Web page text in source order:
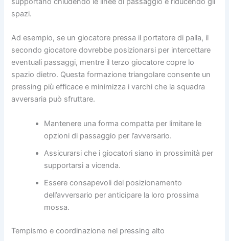
spazi.
Ad esempio, se un giocatore pressa il portatore di palla, il
secondo giocatore dovrebbe posizionarsi per intercettare
eventuali passaggi, mentre il terzo giocatore copre lo
spazio dietro. Questa formazione triangolare consente un
pressing più efficace e minimizza i varchi che la squadra
avversaria può sfruttare.
Mantenere una forma compatta per limitare le
opzioni di passaggio per l’avversario.
Assicurarsi che i giocatori siano in prossimità per
supportarsi a vicenda.
Essere consapevoli del posizionamento
dell’avversario per anticipare la loro prossima
mossa.
Tempismo e coordinazione nel pressing alto